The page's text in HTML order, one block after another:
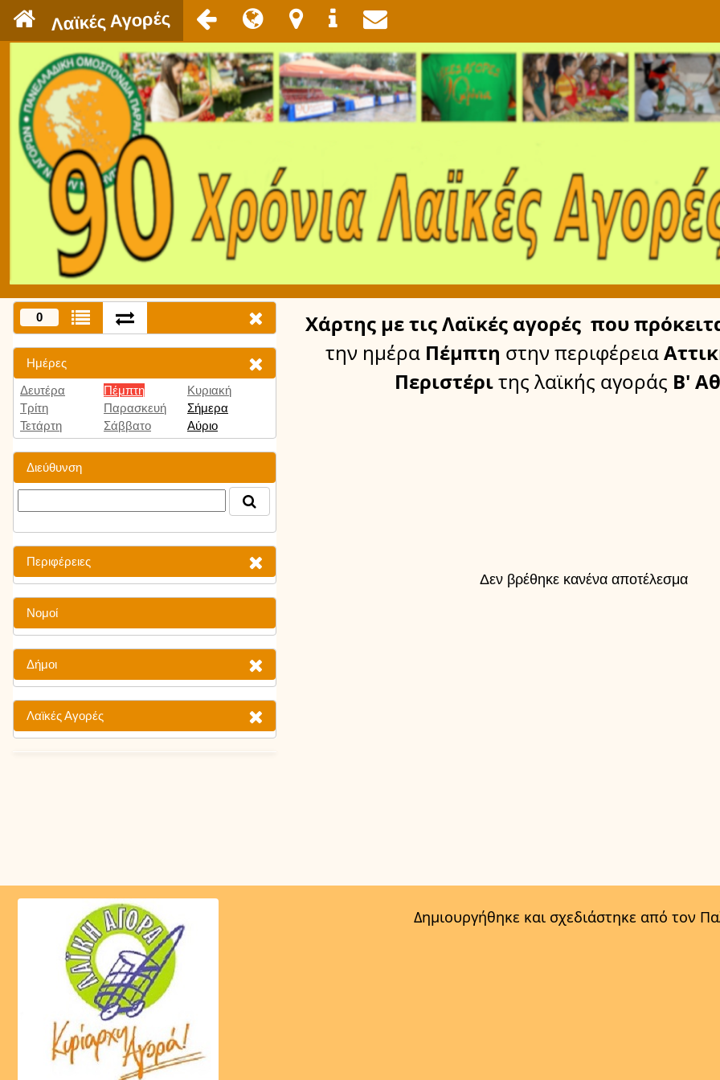
Λαϊκές Αγορές
0
Ημέρες
Δευτέρα
Τρίτη
Τετάρτη
Πέμπτη
Παρασκευή
Σάββατο
Κυριακή
Σήμερα
Αύριο
Διεύθυνση
Περιφέρειες
Νομοί
Δήμοι
Λαϊκές Αγορές
Χάρτης με τις Λαϊκές αγορές που
την ημέρα Πέμπτη στην περιφέρεια
Περιστέριτης λαϊκής αγοράς Β'
Δεν βρέθηκε κανένα αποτέλεσμα
Δημιουργήθηκε και σχεδιάστηκε από τον